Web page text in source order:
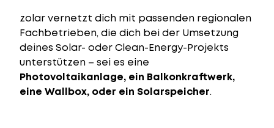
zolar vernetzt dich mit passenden regionalen
Fachbetrieben, die dich bei der Umsetzung
deines Solar- oder Clean-Energy-Projekts
unterstützen – sei es eine
Photovoltaikanlage, ein Balkonkraftwerk,
eine Wallbox, oder ein Solarspeicher.